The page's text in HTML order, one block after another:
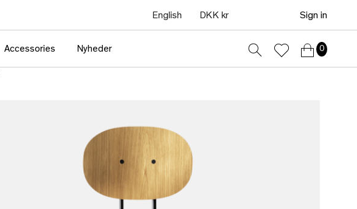
English DKK kr Sign in
Accessories Nyheder 0